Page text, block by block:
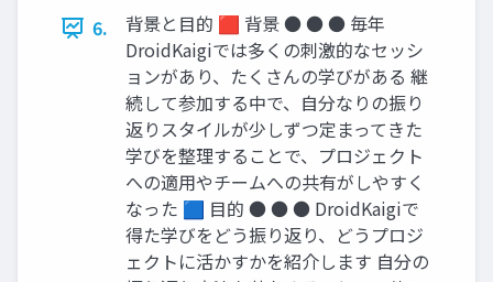
6.
背景と⽬的 🟥 背景 ● ● ● 毎年
DroidKaigiでは多くの刺激的なセッシ
ョンがあり、たくさんの学びがある 継
続して参加する中で、⾃分なりの振り
返りスタイルが少しずつ定まってきた
学びを整理することで、プロジェクト
への適⽤やチームへの共有がしやすく
なった 🟦 ⽬的 ● ● ● DroidKaigiで
得た学びをどう振り返り、どうプロジ
ェクトに活かすかを紹介します ⾃分の